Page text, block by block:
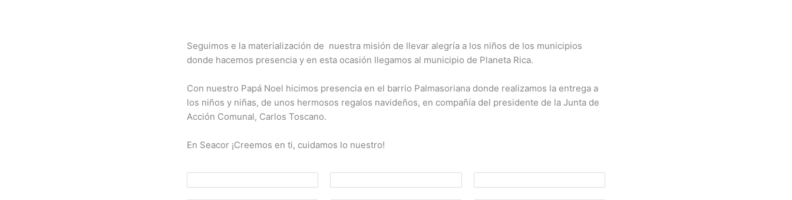
Seguimos e la materialización de nuestra misión de llevar alegría a los niños de los municipios
donde hacemos presencia y en esta ocasión llegamos al municipio de Planeta Rica.
Con nuestro Papá Noel hicimos presencia en el barrio Palmasoriana donde realizamos la entrega a
los niños y niñas, de unos hermosos regalos navideños, en compañía del presidente de la Junta de
Acción Comunal, Carlos Toscano.
En Seacor ¡Creemos en ti, cuidamos lo nuestro!